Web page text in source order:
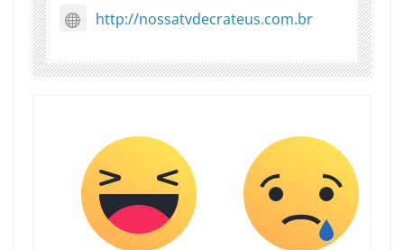
http://nossatvdecrateus.com.br